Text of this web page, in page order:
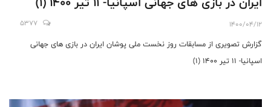
1400/04/12
5377
گزارش تصویری از مسابقات روز نخست ملی پوشان ایران در بازی های جهانی
اسپانیا- 11 تیر 1400 (1)